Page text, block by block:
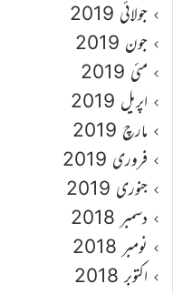
جولائی 2019
جون 2019
مئی 2019
اپریل 2019
مارچ 2019
فروری 2019
جنوری 2019
دسمبر 2018
نومبر 2018
اکتوبر 2018